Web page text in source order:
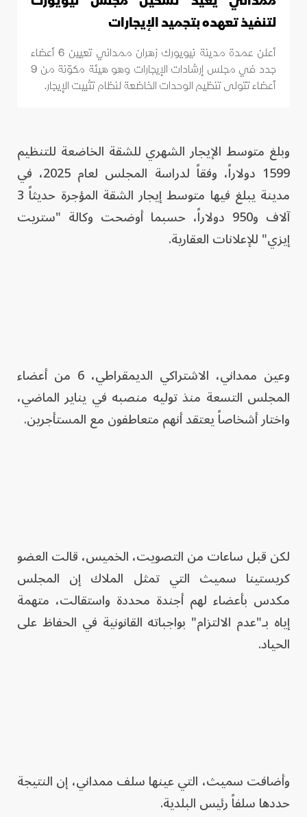
لتنفيذ تعهده بتجميد الإيجارات
أعلن عمدة مدينة نيويورك زهران ممداني تعيين 6 أعضاء
جدد في مجلس إرشادات الإيجارات وهو هيئة مكوّنة من 9
أعضاء تتولى تنظيم الوحدات الخاضعة لنظام تثبيت الإيجار.
وبلغ متوسط الإيجار الشهري للشقة الخاضعة للتنظيم
1599 دولاراً، وفقاً لدراسة المجلس لعام 2025، في
مدينة يبلغ فيها متوسط إيجار الشقة المؤجرة حديثاً 3
آلاف و950 دولاراً، حسبما أوضحت وكالة "ستريت
إيزي" للإعلانات العقارية.
وعين ممداني، الاشتراكي الديمقراطي، 6 من أعضاء
المجلس التسعة منذ توليه منصبه في يناير الماضي،
واختار أشخاصاً يعتقد أنهم متعاطفون مع المستأجرين.
لكن قبل ساعات من التصويت، الخميس، قالت العضو
كريستينا سميث التي تمثل الملاك إن المجلس
مكدس بأعضاء لهم أجندة محددة واستقالت، متهمة
إياه بـ"عدم الالتزام" بواجباته القانونية في الحفاظ على
الحياد.
وأضافت سميث، التي عينها سلف ممداني، إن النتيجة
حددها سلفاً رئيس البلدية.